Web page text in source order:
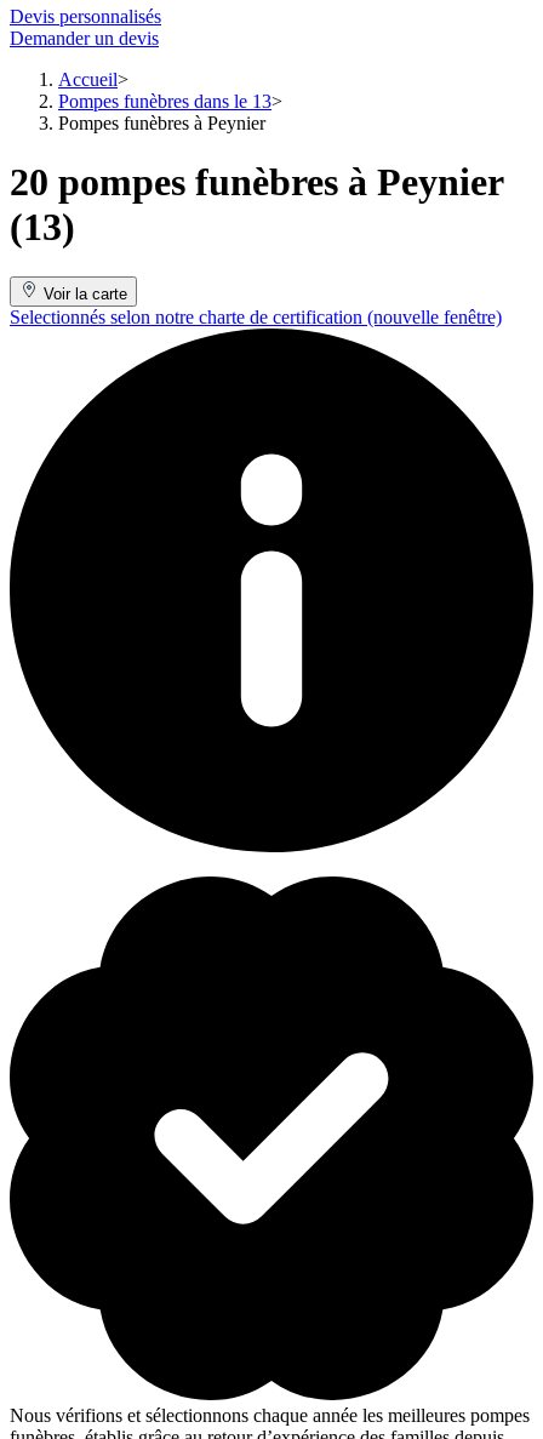
Devis personnalisés
Demander un devis
Accueil
Pompes funèbres dans le 13
Pompes funèbres à Peynier
20 pompes funèbres à Peynier
(13)
Voir la carte
Selectionnés selon notre charte de certification (nouvelle fenêtre)
Nous vérifions et sélectionnons chaque année les meilleures pompes